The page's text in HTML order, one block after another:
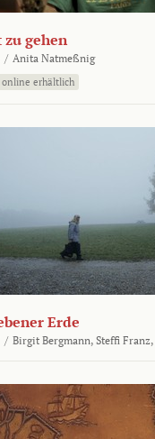
zu gehen
/ Anita Natmeßnig
erhältlich
Erde
/ Birgit Bergmann, Steffi Franz,